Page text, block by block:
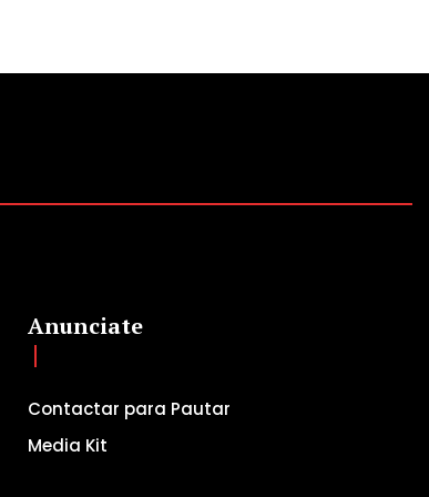
Anunciate
Contactar para Pautar
Media Kit